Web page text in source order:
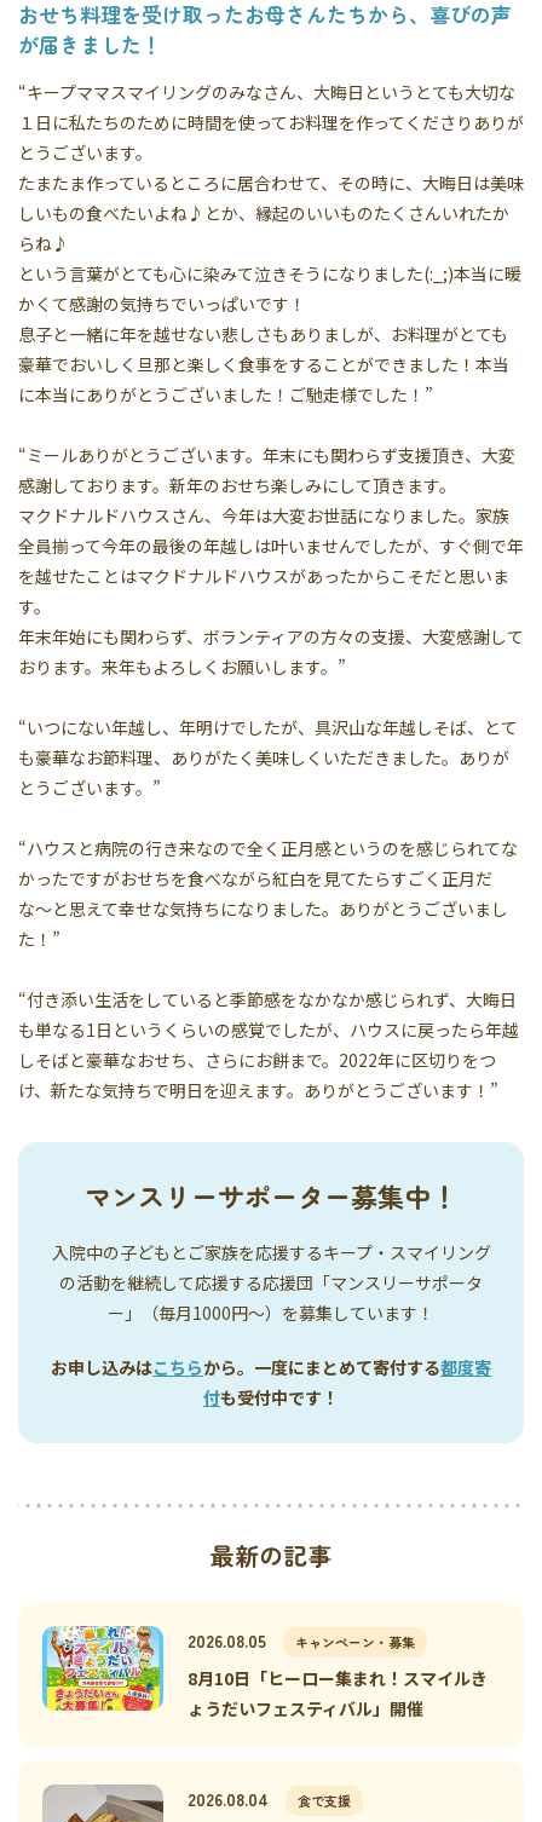
おせち料理を受け取ったお母さんたちから、喜びの声
が届きました！
“キープママスマイリングのみなさん、大晦日というとても大切な
１日に私たちのために時間を使ってお料理を作ってくださりありが
とうございます。
たまたま作っているところに居合わせて、その時に、大晦日は美味
しいもの食べたいよね♪とか、縁起のいいものたくさんいれたか
らね♪
という言葉がとても心に染みて泣きそうになりました(:_;)本当に暖
かくて感謝の気持ちでいっぱいです！
息子と一緒に年を越せない悲しさもありましが、お料理がとても
豪華でおいしく旦那と楽しく食事をすることができました！本当
に本当にありがとうございました！ご馳走様でした！”
“ミールありがとうございます。年末にも関わらず支援頂き、大変
感謝しております。新年のおせち楽しみにして頂きます。
マクドナルドハウスさん、今年は大変お世話になりました。家族
全員揃って今年の最後の年越しは叶いませんでしたが、すぐ側で年
を越せたことはマクドナルドハウスがあったからこそだと思いま
す。
年末年始にも関わらず、ボランティアの方々の支援、大変感謝して
おります。来年もよろしくお願いします。”
“いつにない年越し、年明けでしたが、具沢山な年越しそば、とて
も豪華なお節料理、ありがたく美味しくいただきました。ありが
とうございます。”
“ハウスと病院の行き来なので全く正月感というのを感じられてな
かったですがおせちを食べながら紅白を見てたらすごく正月だ
な〜と思えて幸せな気持ちになりました。ありがとうございまし
た！”
“付き添い生活をしていると季節感をなかなか感じられず、大晦日
も単なる1日というくらいの感覚でしたが、ハウスに戻ったら年越
しそばと豪華なおせち、さらにお餅まで。2022年に区切りをつ
け、新たな気持ちで明日を迎えます。ありがとうございます！”
マンスリーサポーター募集中！
入院中の子どもとご家族を応援するキープ・スマイリング
の活動を継続して応援する応援団「マンスリーサポータ
ー」（毎月1000円〜）を募集しています！
お申し込みはこちらから。一度にまとめて寄付する都度寄
付も受付中です！
最新の記事
2026.08.05 キャンペーン・募集
8月10日「ヒーロー集まれ！スマイルき
ょうだいフェスティバル」開催
2026.08.04 食で支援